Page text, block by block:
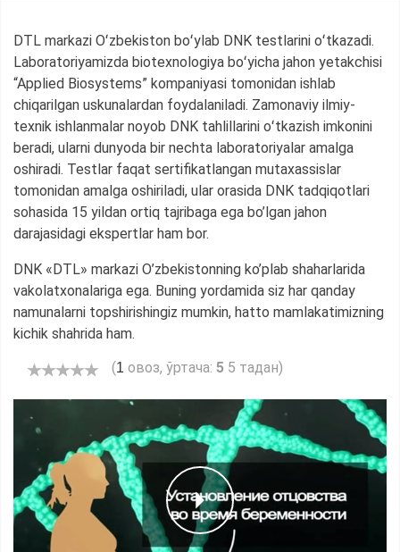
DTL markazi Oʻzbekiston boʻylab DNK testlarini oʻtkazadi.
Laboratoriyamizda biotexnologiya boʻyicha jahon yetakchisi
“Applied Biosystems” kompaniyasi tomonidan ishlab
chiqarilgan uskunalardan foydalaniladi. Zamonaviy ilmiy-
texnik ishlanmalar noyob DNK tahlillarini oʻtkazish imkonini
beradi, ularni dunyoda bir nechta laboratoriyalar amalga
oshiradi. Testlar faqat sertifikatlangan mutaxassislar
tomonidan amalga oshiriladi, ular orasida DNK tadqiqotlari
sohasida 15 yildan ortiq tajribaga ega bo’lgan jahon
darajasidagi ekspertlar ham bor.
DNK «DTL» markazi O’zbekistonning ko’plab shaharlarida
vakolatxonalariga ega. Buning yordamida siz har qanday
namunalarni topshirishingiz mumkin, hatto mamlakatimizning
kichik shahrida ham.
(1 овоз, ўртача: 5 5 тадан)